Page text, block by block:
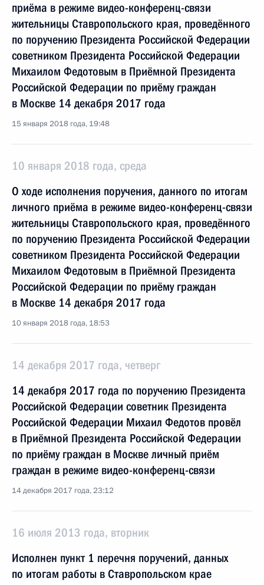
приёма в режиме видео-конференц-связи
жительницы Ставропольского края, проведённого
по поручению Президента Российской Федерации
советником Президента Российской Федерации
Михаилом Федотовым в Приёмной Президента
Российской Федерации по приёму граждан
в Москве 14 декабря 2017 года
15 января 2018 года, 19:48
10 января 2018 года, среда
О ходе исполнения поручения, данного по итогам
личного приёма в режиме видео-конференц-связи
жительницы Ставропольского края, проведённого
по поручению Президента Российской Федерации
советником Президента Российской Федерации
Михаилом Федотовым в Приёмной Президента
Российской Федерации по приёму граждан
в Москве 14 декабря 2017 года
10 января 2018 года, 18:53
14 декабря 2017 года, четверг
14 декабря 2017 года по поручению Президента
Российской Федерации советник Президента
Российской Федерации Михаил Федотов провёл
в Приёмной Президента Российской Федерации
по приёму граждан в Москве личный приём
граждан в режиме видео-конференц-связи
14 декабря 2017 года, 23:12
16 июля 2013 года, вторник
Исполнен пункт 1 перечня поручений, данных
по итогам работы в Ставропольском крае